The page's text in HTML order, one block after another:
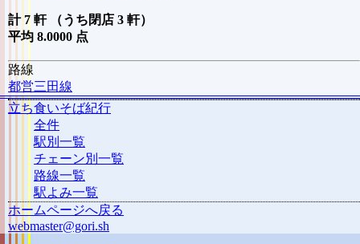
計 7 軒 （うち閉店 3 軒）
平均 8.0000 点
路線
都営三田線
立ち食いそば紀行
全件
駅別一覧
チェーン別一覧
路線一覧
駅よみ一覧
ホームページへ戻る
webmaster@gori.sh